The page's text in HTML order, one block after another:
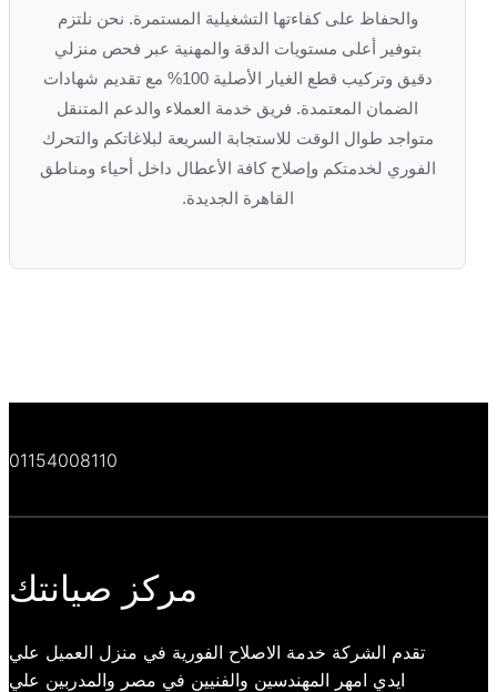
والحفاظ على كفاءتها التشغيلية المستمرة. نحن نلتزم
بتوفير أعلى مستويات الدقة والمهنية عبر فحص منزلي
دقيق وتركيب قطع الغيار الأصلية 100% مع تقديم شهادات
الضمان المعتمدة. فريق خدمة العملاء والدعم المتنقل
متواجد طوال الوقت للاستجابة السريعة لبلاغاتكم والتحرك
الفوري لخدمتكم وإصلاح كافة الأعطال داخل أحياء ومناطق
القاهرة الجديدة.
01154008110
مركز صيانتك
تقدم الشركة خدمة الاصلاح الفورية في منزل العميل علي
ايدي امهر المهندسين والفنيين في مصر والمدربين علي